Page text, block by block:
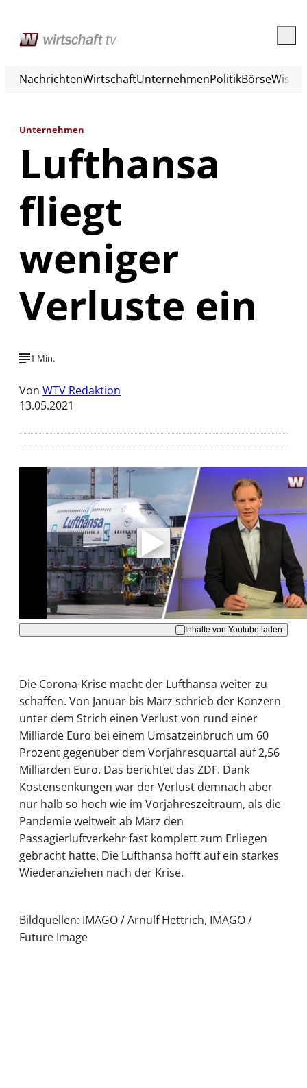
NachrichtenWirtschaftUnternehmenPolitikBörse
Unternehmen
Lufthansa
fliegt
weniger
Verluste ein
1 Min.
Von WTV Redaktion
13.05.2021
Mit der Wiedergabe dieses Videos werden
Daten an Youtube übertragen.
Hinweise dazu erhalten Sie in derDatenschutzerklärung
Akzeptieren
Inhalte von Youtube laden
Die Corona-Krise macht der Lufthansa weiter zu
schaffen. Von Januar bis März schrieb der Konzern
unter dem Strich einen Verlust von rund einer
Milliarde Euro bei einem Umsatzeinbruch um 60
Prozent gegenüber dem Vorjahresquartal auf 2,56
Milliarden Euro. Das berichtet das ZDF. Dank
Kostensenkungen war der Verlust demnach aber
nur halb so hoch wie im Vorjahreszeitraum, als die
Pandemie weltweit ab März den
Passagierluftverkehr fast komplett zum Erliegen
gebracht hatte. Die Lufthansa hofft auf ein starkes
Wiederanziehen nach der Krise.
Bildquellen: IMAGO / Arnulf Hettrich, IMAGO /
Future Image